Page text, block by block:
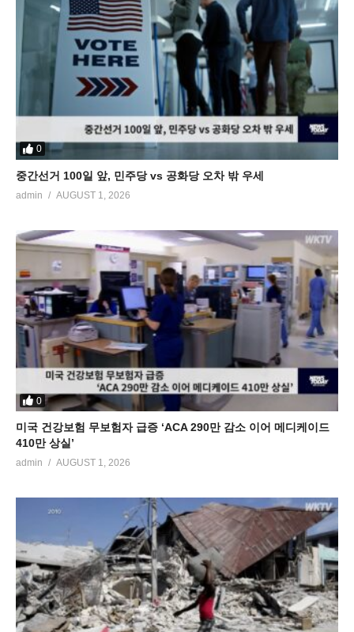
0
중간선거 100일 앞, 민주당 vs 공화당 오차 밖 우세
admin AUGUST 1, 2026
0
미국 건강보험 무보험자 급증 ‘ACA 290만 감소 이어 메디케이드
410만 상실’
admin AUGUST 1, 2026